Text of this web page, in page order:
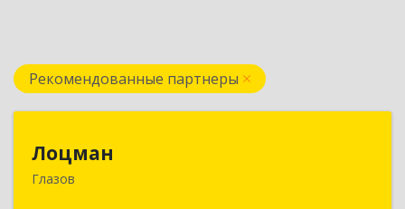
Рекомендованные партнеры
Лоцман
Глазов
427620, Удмуртская Респ, Глазов г, Сибирская